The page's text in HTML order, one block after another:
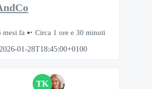
mesi fa
Circa 1 ore e 30 minuti
2026-01-28T18:45:00+0100
TK